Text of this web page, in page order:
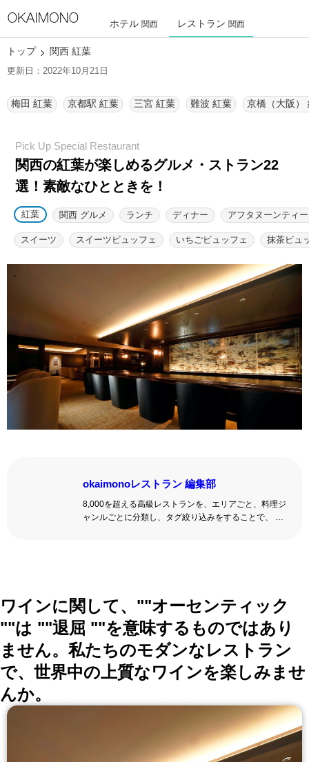
ホテル 関西 レストラン 関西
トップ 関西 紅葉
更新日：2022年10月21日
梅田 紅葉 京都駅 紅葉 三宮 紅葉 難波 紅葉 京橋（大阪）
関西の紅葉が楽しめるグルメ・ストラン22
選！素敵なひとときを！
紅葉 関西 グルメ ランチ ディナー アフタヌーンティー
スイーツ スイーツビュッフェ いちごビュッフェ 抹茶ビュ
okaimonoレストラン 編集部
8,000を超える高級レストランを、エリアごと、料理ジ
ャンルごとに分類し、タグ絞り込みをすることで、 い
ワインに関して、""オーセンティック
""は ""退屈 ""を意味するものではあり
ません。私たちのモダンなレストラン
で、世界中の上質なワインを楽しみませ
んか。